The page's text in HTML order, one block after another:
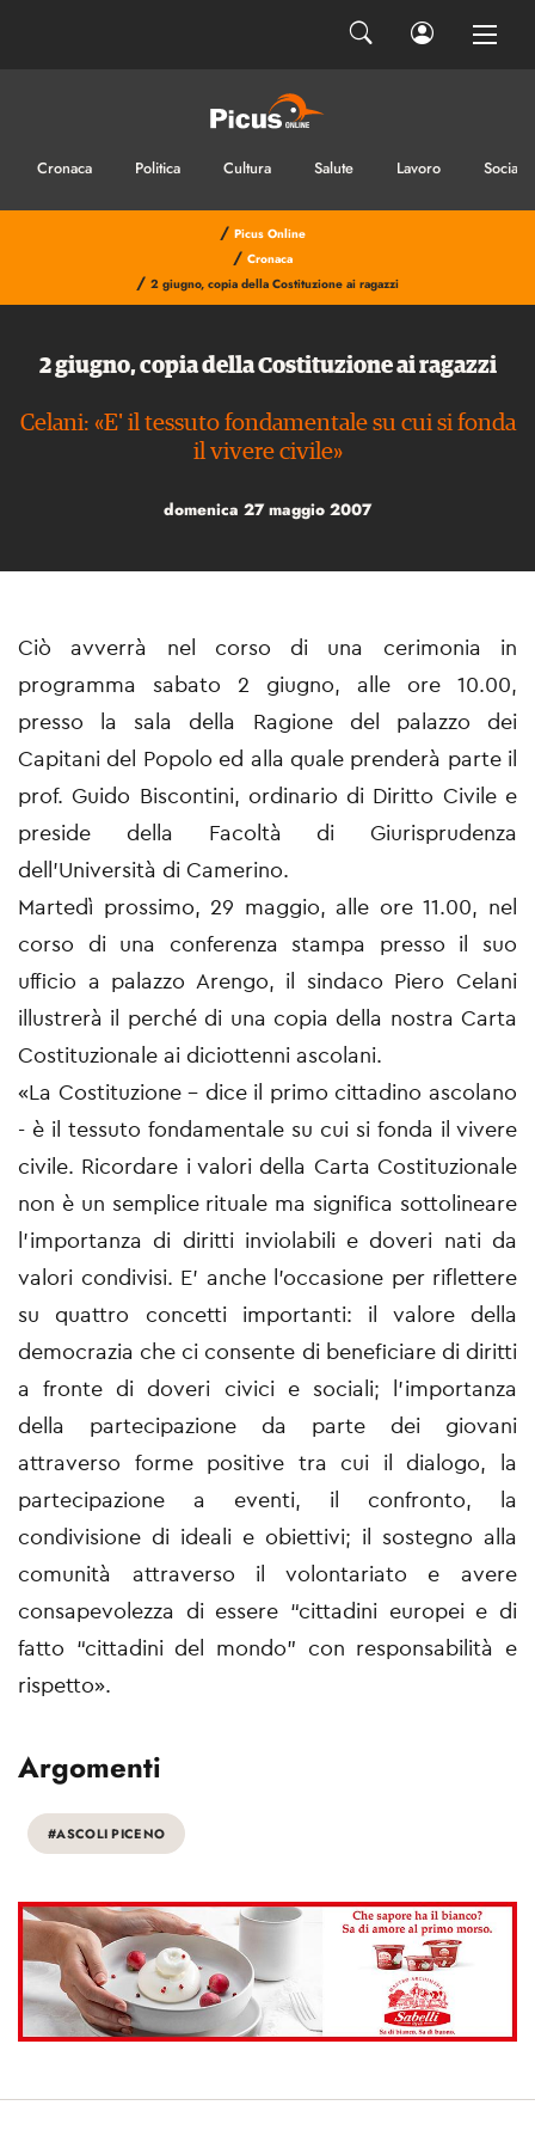
Cronaca Politica Cultura Salute Lavoro Sociale
/ Picus Online
/ Cronaca
/ 2 giugno, copia della Costituzione ai ragazzi
2 giugno, copia della Costituzione ai ragazzi
Celani: «E' il tessuto fondamentale su cui si fonda
il vivere civile»
domenica 27 maggio 2007
Ciò avverrà nel corso di una cerimonia in
programma sabato 2 giugno, alle ore 10.00,
presso la sala della Ragione del palazzo dei
Capitani del Popolo ed alla quale prenderà parte il
prof. Guido Biscontini, ordinario di Diritto Civile e
preside della Facoltà di Giurisprudenza
dell’Università di Camerino.
Martedì prossimo, 29 maggio, alle ore 11.00, nel
corso di una conferenza stampa presso il suo
ufficio a palazzo Arengo, il sindaco Piero Celani
illustrerà il perché di una copia della nostra Carta
Costituzionale ai diciottenni ascolani.
«La Costituzione – dice il primo cittadino ascolano
- è il tessuto fondamentale su cui si fonda il vivere
civile. Ricordare i valori della Carta Costituzionale
non è un semplice rituale ma significa sottolineare
l’importanza di diritti inviolabili e doveri nati da
valori condivisi. E’ anche l’occasione per riflettere
su quattro concetti importanti: il valore della
democrazia che ci consente di beneficiare di diritti
a fronte di doveri civici e sociali; l’importanza
della partecipazione da parte dei giovani
attraverso forme positive tra cui il dialogo, la
partecipazione a eventi, il confronto, la
condivisione di ideali e obiettivi; il sostegno alla
comunità attraverso il volontariato e avere
consapevolezza di essere “cittadini europei e di
fatto “cittadini del mondo” con responsabilità e
rispetto».
Argomenti
#ASCOLI PICENO